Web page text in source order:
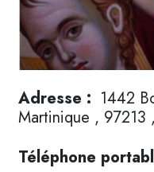
Adresse : 1442
Martinique , 97213
Téléphone